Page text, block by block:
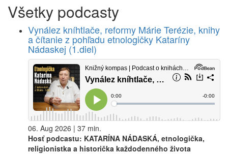
Všetky podcasty
Vynález kníhtlače, reformy Márie Terézie, knihy
a čítanie z pohľadu etnologičky Kataríny
Nádaskej (1.diel)
06. Aug 2026 | 37 min.
Hosť podcastu: KATARÍNA NÁDASKÁ, etnologička,
religionistka a historička každodenného života